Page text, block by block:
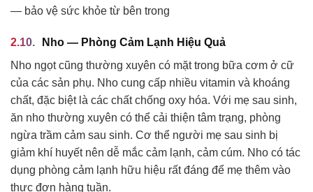
— bảo vệ sức khỏe từ bên trong
Nho — Phòng Cảm Lạnh Hiệu Quả
Nho ngọt cũng thường xuyên có mặt trong bữa cơm ở cữ
của các sản phụ. Nho cung cấp nhiều vitamin và khoáng
chất, đặc biệt là các chất chống oxy hóa. Với mẹ sau sinh,
ăn nho thường xuyên có thể cải thiện tâm trạng, phòng
ngừa trầm cảm sau sinh. Cơ thể người mẹ sau sinh bị
giảm khí huyết nên dễ mắc cảm lạnh, cảm cúm. Nho có tác
dụng phòng cảm lạnh hữu hiệu rất đáng để mẹ thêm vào
thực đơn hàng tuần.